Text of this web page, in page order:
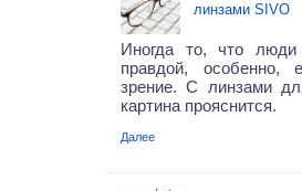
линзами SIVO
Иногда то, что люди
правдой,
зрение. С линзами
картина прояснится.
Далее